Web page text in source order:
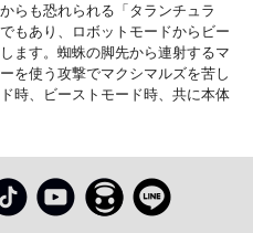
らも恐れられる「タランチュラ
もあり、ロボットモードからビー
ます。蜘蛛の脚先から連射するマ
を使う攻撃でマクシマルズを苦し
時、ビーストモード時、共に本体